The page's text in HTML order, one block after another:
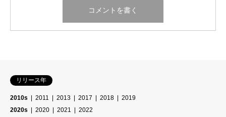
リリース年
2010s 2011 2013 2017 2018
2019
2020s
2020 2021 2022